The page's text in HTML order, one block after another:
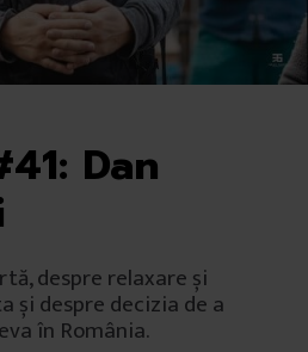
Dan
despre relaxare și
și despre decizia de a
în România.